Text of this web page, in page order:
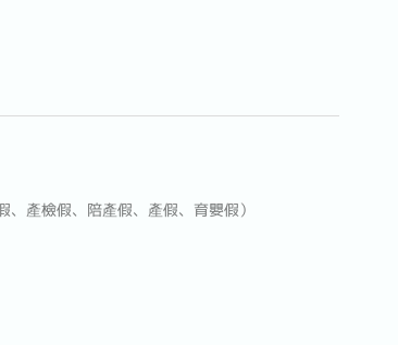
產檢假、陪產假、產假、育嬰假）